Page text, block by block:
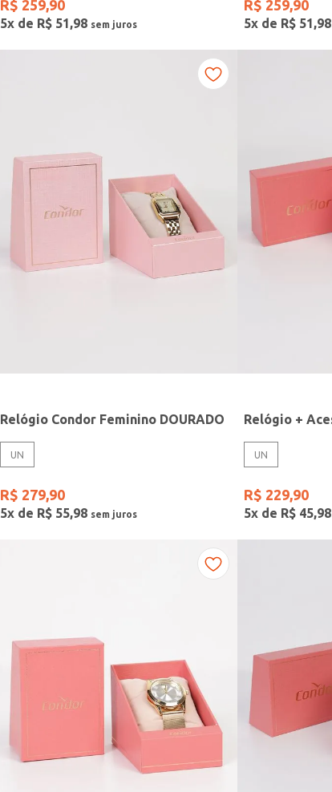
R$ 259,90
5x de R$ 51,98
R$ 259,90
5x de R$ 51,98
Relógio Condor Feminino DOURADO
UN
R$ 279,90
5x de R$ 55,98
UN
R$ 229,90
5x de R$ 45,98